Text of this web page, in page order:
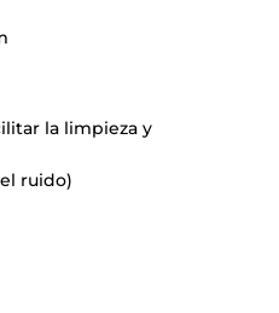
la limpieza y
ruido)